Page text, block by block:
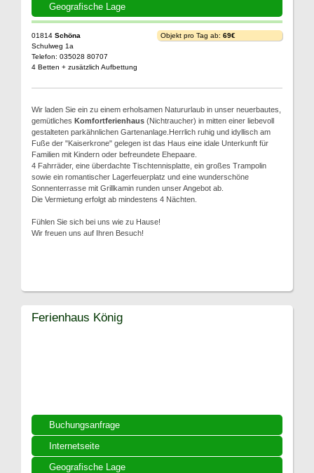
Geografische Lage
01814 Schöna
Schulweg 1a
Telefon: 035028 80707
4 Betten + zusätzlich Aufbettung
Objekt pro Tag ab: 69€
Wir laden Sie ein zu einem erholsamen Natururlaub in unser neuerbautes,
gemütliches Komfortferienhaus (Nichtraucher) in mitten einer liebevoll
gestalteten parkähnlichen Gartenanlage.Herrlich ruhig und idyllisch am
Fuße der "Kaiserkrone" gelegen ist das Haus eine idale Unterkunft für
Familien mit Kindern oder befreundete Ehepaare.
4 Fahrräder, eine überdachte Tischtennisplatte, ein großes Trampolin
sowie ein romantischer Lagerfeuerplatz und eine wunderschöne
Sonnenterrasse mit Grillkamin runden unser Angebot ab.
Die Vermietung erfolgt ab mindestens 4 Nächten.
Fühlen Sie sich bei uns wie zu Hause!
Wir freuen uns auf Ihren Besuch!
Buchungsanfrage
Internetseite
Geografische Lage
Ferienhaus König